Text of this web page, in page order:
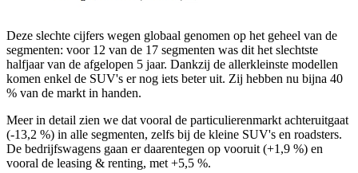
Deze slechte cijfers wegen globaal genomen op het geheel van de
segmenten: voor 12 van de 17 segmenten was dit het slechtste
halfjaar van de afgelopen 5 jaar. Dankzij de allerkleinste modellen
komen enkel de SUV's er nog iets beter uit. Zij hebben nu bijna 40
% van de markt in handen.
Meer in detail zien we dat vooral de particulierenmarkt achteruitgaat
(-13,2 %) in alle segmenten, zelfs bij de kleine SUV's en roadsters.
De bedrijfswagens gaan er daarentegen op vooruit (+1,9 %) en
vooral de leasing & renting, met +5,5 %.